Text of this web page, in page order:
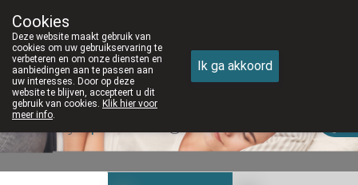
050/82 28 83
Cookies
Deze website maakt gebruik van
cookies om uw gebruikservaring te
verbeteren en om onze diensten en
aanbiedingen aan te passen aan
uw interesses. Door op deze
website te blijven, accepteert u dit
gebruik van cookies. Klik hier voor
meer info.
Ik ga akkoord